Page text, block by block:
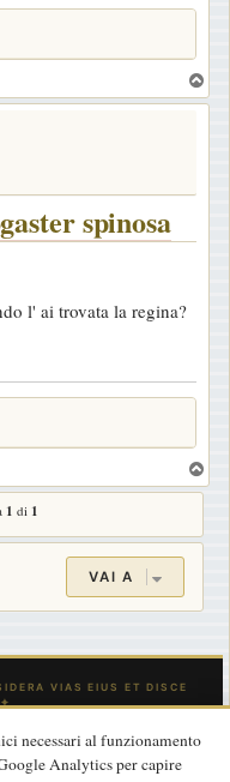
o
spinosa
l' ai trovata la regina?
o
1 di 1
VAI A
Tutti gli orari sonoUTC
necessari al funzionamento
Analytics per capire